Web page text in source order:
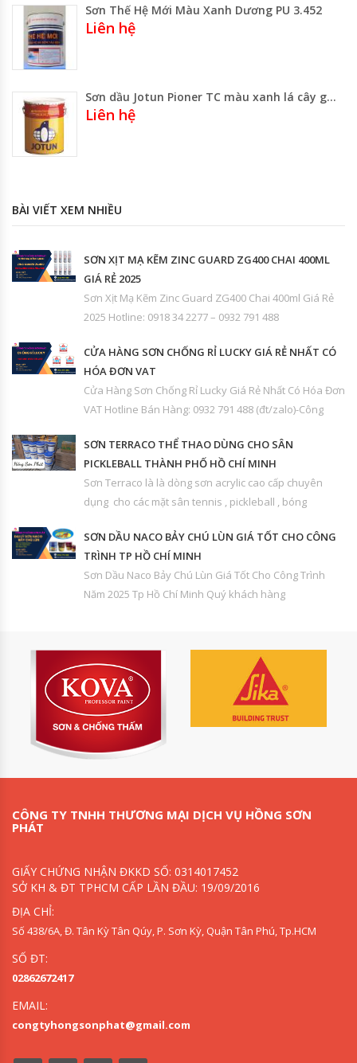
Sơn Thế Hệ Mới Màu Xanh Dương PU 3.452
Liên hệ
Sơn dầu Jotun Pioner TC màu xanh lá cây gốc nước
Liên hệ
BÀI VIẾT XEM NHIỀU
SƠN XỊT MẠ KẼM ZINC GUARD ZG400 CHAI 400ML
GIÁ RẺ 2025
Sơn Xịt Mạ Kẽm Zinc Guard ZG400 Chai 400ml Giá Rẻ
2025 Hotline: 0918 34 2277 – 0932 791 488
CỬA HÀNG SƠN CHỐNG RỈ LUCKY GIÁ RẺ NHẤT CÓ
HÓA ĐƠN VAT
Cửa Hàng Sơn Chống Rỉ Lucky Giá Rẻ Nhất Có Hóa Đơn
VAT Hotline Bán Hàng: 0932 791 488 (đt/zalo)-Công
SƠN TERRACO THỂ THAO DÙNG CHO SÂN
PICKLEBALL THÀNH PHỐ HỒ CHÍ MINH
Sơn Terraco là là dòng sơn acrylic cao cấp chuyên
dụng cho các mặt sân tennis , pickleball , bóng
SƠN DẦU NACO BẢY CHÚ LÙN GIÁ TỐT CHO CÔNG
TRÌNH TP HỒ CHÍ MINH
Sơn Dầu Naco Bảy Chú Lùn Giá Tốt Cho Công Trình
Năm 2025 Tp Hồ Chí Minh Quý khách hàng
CÔNG TY TNHH THƯƠNG MẠI DỊCH VỤ HỒNG SƠN
PHÁT
GIẤY CHỨNG NHẬN ĐKKD SỐ: 0314017452
SỞ KH & ĐT TPHCM CẤP LẦN ĐẦU: 19/09/2016
ĐỊA CHỈ:
Số 438/6A, Đ. Tân Kỳ Tân Qúy, P. Sơn Kỳ, Quận Tân Phú, Tp.HCM
SỐ ĐT:
02862672417
EMAIL:
congtyhongsonphat@gmail.com